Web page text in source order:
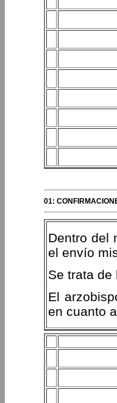
01:
Dentro del
el envío
Se trata de
El
en cuanto